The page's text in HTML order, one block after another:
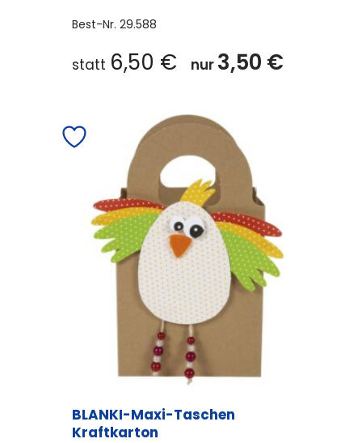
Best-Nr. 29.588
statt 6,50 € nur 3,50 €
BLANKI-Maxi-Taschen
Kraftkarton